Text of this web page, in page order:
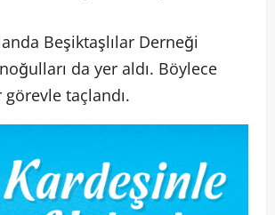
Beşiktaşlılar Derneği
da yer aldı. Böylece
görevle taçlandı.